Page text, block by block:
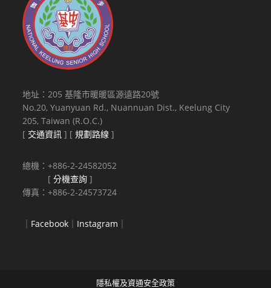
地址：205 基隆市暖暖區源遠路20號
No.20, Yuanyuan Rd., Nuannuan Dist., Keelung City
205, Taiwan (R.O.C.)
[ 交通資訊 ] [規劃路線 ]
總機：+886-2-24582052
[分機查詢 ]
傳真：+886-2-24573724
｜ Facebook ｜ Instagram ｜
隱私權及資通安全政策